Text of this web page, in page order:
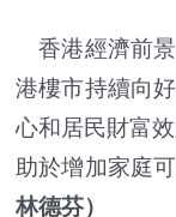
香港經濟前景
港樓市持續向
心和居民財富
助於增加家庭
林德芬）